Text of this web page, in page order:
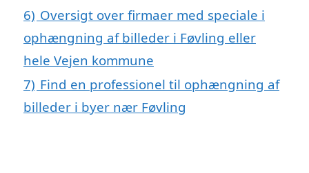
6) Oversigt over firmaer med speciale i
ophængning af billeder i Føvling eller
hele Vejen kommune
7) Find en professionel til ophængning af
billeder i byer nær Føvling